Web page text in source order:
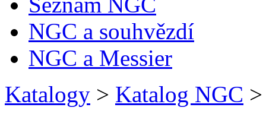
NGC a souhvězdí
NGC a Messier
Katalogy > Katalog NGC >